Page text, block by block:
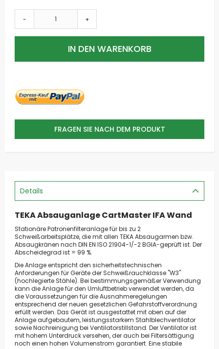
- +
IN DEN WARENKORB
FRAGEN SIE NACH DEM PRODUKT
Details
TEKA Absauganlage CartMaster IFA Wand
Stationäre Patronenfilteranlage für bis zu 2
Schweißarbeitsplätze, die mit allen TEKA Absaugarmen bzw.
Absaugkränen nach DIN EN ISO 21904-1/-2 BGIA-geprüft ist. Der
Abscheidegrad ist = 99 %.
Die Anlage entspricht den sicherheitstechnischen
Anforderungen für Geräte der Schweißrauchklasse "W3"
(hochlegierte Stähle). Bei bestimmungsgemäßer Verwendung
kann die Anlage für den Umluftbetrieb verwendet werden, da
die Voraussetzungen für die Ausnahmeregelungen
entsprechend der neuen gesetzlichen Gefahrstoffverordnung
erfüllt werden. Das Gerät ist ausgestattet mit oben auf der
Anlage aufgebautem, leistungsstarkem Stahlblechventilator
sowie Nachreinigung bei Ventilatorstillstand. Der Ventilator ist
mit hohem Unterdruck versehen, der auch bei Filtersättigung
noch einen hohen Volumenstrom garantiert. Eine stabile